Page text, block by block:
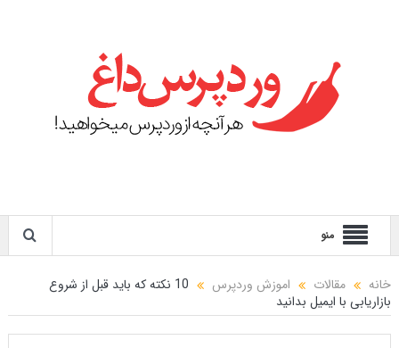
منو
خانه مقالات اموزش وردپرس
10 نکته که باید قبل از شروع
بازاریابی با ایمیل بدانید